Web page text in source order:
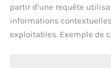
partir d’une requête
informations
exploitables. Exemple de